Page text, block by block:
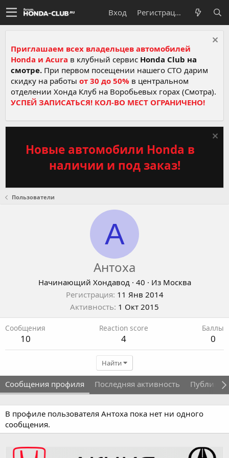
Вход Регистрация
Приглашаем всех владельцев автомобилей
Honda и Acura в клубный сервис Honda Club на
смотре. При первом посещении нашего СТО дарим
скидку на работы от 30 до 50% в центральном
отделении Хонда Клуб на Воробьевых горах (Смотра).
УСПЕЙ ЗАПИСАТЬСЯ! КОЛ-ВО МЕСТ ОГРАНИЧЕНО!
Новые автомобили Honda в
наличии и под заказ!
Пользователи
А
Антоха
Начинающий Хондавод · 40 · Из Москва
Регистрация 11 Янв 2014
Активность 1 Окт 2015
Сообщения
10
Reaction score
4
Баллы
0
Найти
Сообщения профиля Последняя активность
В профиле пользователя Антоха пока нет ни одного
сообщения.